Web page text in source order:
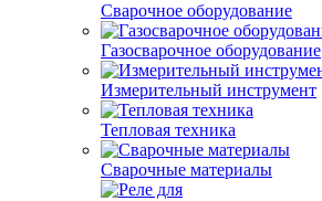
Сварочное оборудование
Газосварочное оборудование
Измерительный инструмент
Тепловая техника
Сварочные материалы